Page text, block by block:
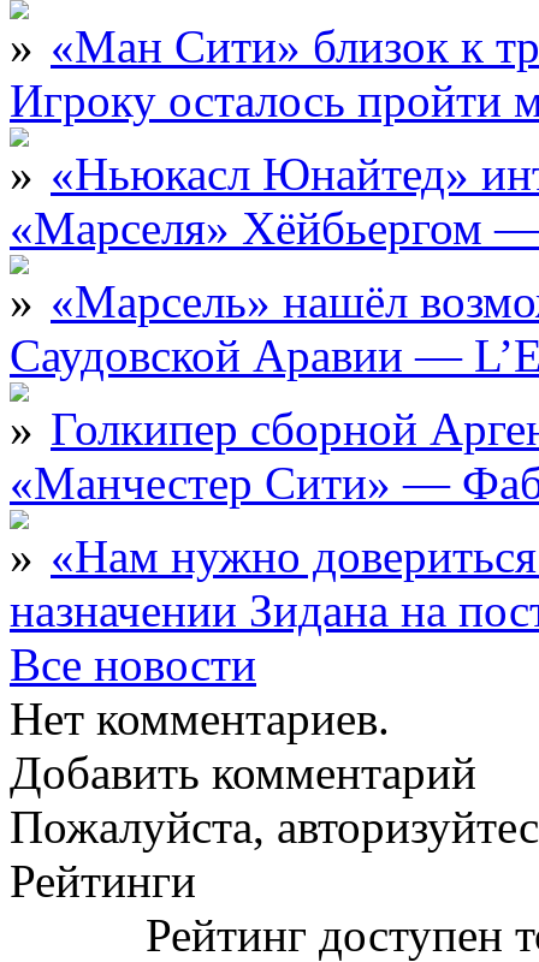
«Ман Сити» близок к
Игроку осталось
«Ньюкасл Юнайтед»
«Марселя» Хёйбьергом
«Марсель» нашёл
Саудовской Аравии —
Голкипер сборной
«Манчестер Сити» —
«Нам нужно
назначении Зидана на
Все новости
Нет комментариев.
Добавить комментарий
Пожалуйста,
Рейтинги
Рейтинг доступен